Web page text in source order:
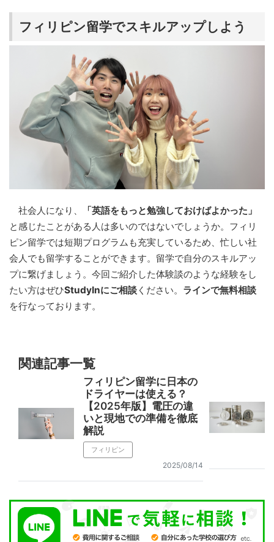
フィリピン留学でスキルアップしよう
社会人になり、
「英語をもっと勉強しておけばよかった」
と感じたことがある人は多いのではないでしょうか。フィリ
ピン留学では短期プログラムも充実しているため、忙しい社
会人でも留学することができます。留学で自分のスキルアッ
プに繋げましょう。今回ご紹介した体験談のような経験をし
たい方はぜひStudyInにご相談 ください。 ラインで無料相談
を行なっております。
関連記事一覧
フィリピン留学に日本の
ドライヤーは使える？
【2025年版】電圧の違
いと現地での準備を徹底
解説
フィリピン
2025/08/14